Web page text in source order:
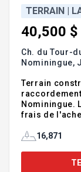
TERRAIN |
40,500 $
Ch. du Tour-
Nominingue,
Terrain
Nominingue.
frais de
type de
montant des
nombre de
16,871